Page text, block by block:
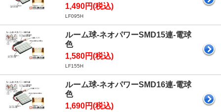
1,490円(税込)
LF095H
ルーム球-ネオパワーSMD15連-電球
色
1,580円(税込)
LF155H
ルーム球-ネオパワーSMD16連-電球
色
1,690円(税込)